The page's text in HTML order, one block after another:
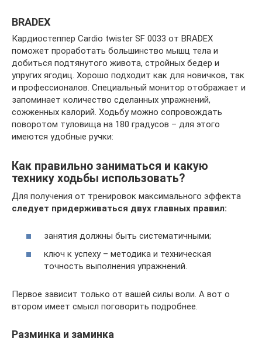
BRADEX
Кардиостеппер Cardio twister SF 0033 от BRADEX
поможет проработать большинство мышц тела и
добиться подтянутого живота, стройных бедер и
упругих ягодиц. Хорошо подходит как для новичков, так
и профессионалов. Специальный монитор отображает и
запоминает количество сделанных упражнений,
сожженных калорий. Ходьбу можно сопровождать
поворотом туловища на 180 градусов – для этого
имеются удобные ручки:
Как правильно заниматься и какую
технику ходьбы использовать?
Для получения от тренировок максимального эффекта
следует придерживаться двух главных правил:
занятия должны быть систематичными;
ключ к успеху – методика и техническая
точность выполнения упражнений.
Первое зависит только от вашей силы воли. А вот о
втором имеет смысл поговорить подробнее.
Разминка и заминка